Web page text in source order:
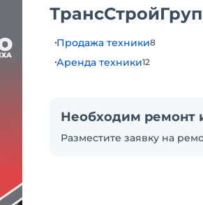
Продажа техники8
Аренда техники12
Необходим ремонт
Разместите заявку на